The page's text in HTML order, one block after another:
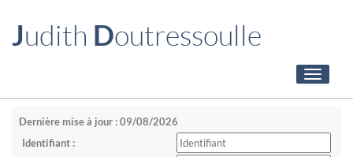
Judith Doutressoulle
Toggle
Dernière mise à jour : 09/08/2026
Identifiant :